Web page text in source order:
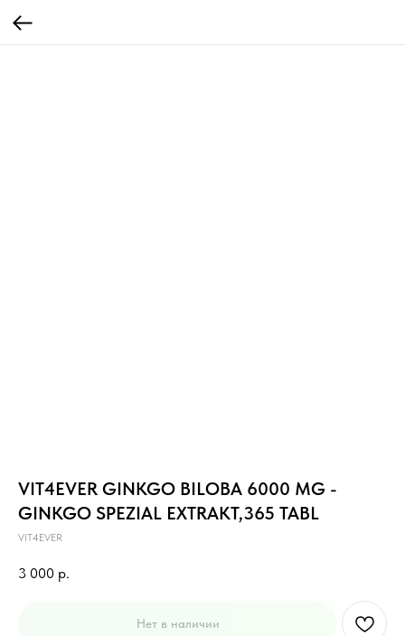
VIT4EVER GINKGO BILOBA 6000 MG -
GINKGO SPEZIAL EXTRAKT,365 TABL
VIT4EVER
3 000 р.
Нет в наличии